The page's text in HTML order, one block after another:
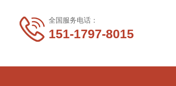
全国服务电话：
151-1797-8015